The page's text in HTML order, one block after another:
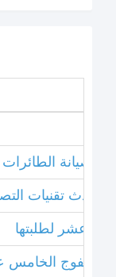
صيانة الطائرات
أحدث تقنيات
عشر لطلبتها
الفوج